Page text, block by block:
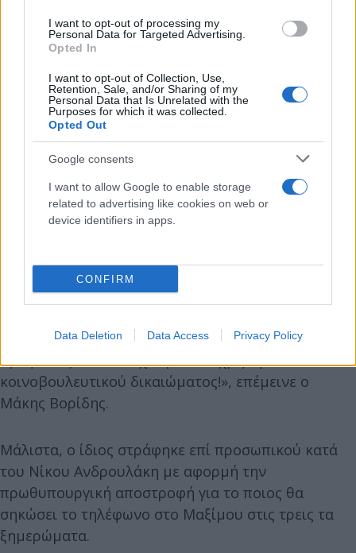
I want to opt-out of processing my
Personal Data for Targeted Advertising.
Opted In
I want to opt-out of Collection, Use,
Retention, Sale, and/or Sharing of my
Personal Data that Is Unrelated with the
Purposes for which it was collected.
Opted Out
Google consents
I want to allow Google to enable storage
related to advertising like cookies on web or
device identifiers in apps.
CONFIRM
Data Deletion Data Access Privacy Policy
Βορίδης: Είστε ακατάλληλος να σηκώσετε το
Απαντώντας στο πυρ ομαδόν της αντιπολίτευσης, ο
Μάκης Βορίδης τόνισε πως από το 2022 έχει
μεσολαβήσει η συγκρότηση εξεταστικής, η
σύγκληση της επιτροπής Θεσμών, καθώς και η
πρωτόδικη απόφαση της Δικαιοσύνης.
«Δεν θα καθόμαστε εδώ από το πρωί μέχρι το
εσείς. Χωρίς να υπάρχει το παραμικρό νεότερο
στοιχείο. Ποιο είναι το στοιχείο το νέο; Ότι ένας
Γι’αυτό θα κάνει η Βουλή εξεταστική; Είναι
προφανώς ότι εδώ έχουμε κατάχρηση κάθε
κοινοβουλευτικού δικαιώματος!», επέμεινε ο
Μάκης Βορίδης.
Μάλιστα, ο ίδιος στράφηκε επί προσωπικού κατά
του Νίκου Ανδρουλάκη με αφορμή την
πρωθυπουργική αποστροφή για το ποιος θα
σηκώσει το τηλέφωνο στο Μαξίμου στις τρεις τα
ξημερώματα.